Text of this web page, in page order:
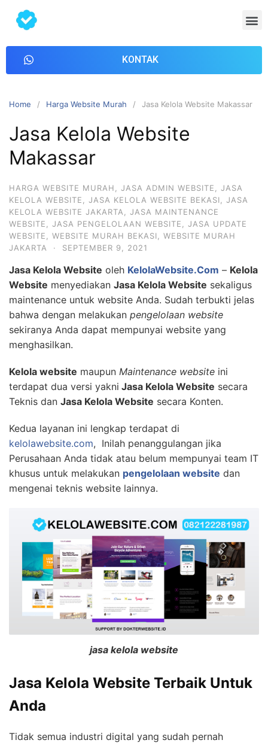
KONTAK
Home Harga Website Murah Jasa Kelola Website Makassar
Jasa Kelola Website
Makassar
HARGA WEBSITE MURAH, JASA ADMIN WEBSITE, JASA
KELOLA WEBSITE, JASA KELOLA WEBSITE BEKASI, JASA
KELOLA WEBSITE JAKARTA, JASA MAINTENANCE
WEBSITE, JASA PENGELOLAAN WEBSITE, JASA UPDATE
WEBSITE, WEBSITE MURAH BEKASI, WEBSITE MURAH
JAKARTA
· SEPTEMBER 9, 2021
Jasa Kelola Website oleh KelolaWebsite.Com – Kelola
Website menyediakan Jasa Kelola Website sekaligus
maintenance untuk website Anda. Sudah terbukti jelas
bahwa dengan melakukan pengelolaan website
sekiranya Anda dapat mempunyai website yang
menghasilkan.
Kelola website maupun Maintenance website ini
terdapat dua versi yakni Jasa Kelola Website secara
Teknis dan Jasa Kelola Website secara Konten.
Kedua layanan ini lengkap terdapat di
kelolawebsite.com, Inilah penanggulangan jika
Perusahaan Anda tidak atau belum mempunyai team IT
khusus untuk melakukan pengelolaan website dan
mengenai teknis website lainnya.
jasa kelola website
Jasa Kelola Website Terbaik Untuk
Anda
Tidak semua industri digital yang sudah pernah